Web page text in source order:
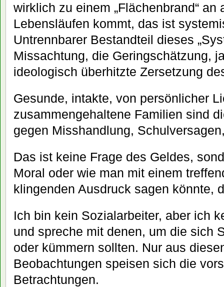
wirklich zu einem „Flächenbrand“
Lebensläufen kommt, das ist
Untrennbarer Bestandteil dieses
Missachtung, die Geringschätzung,
ideologisch überhitzte Zersetzung
Gesunde, intakte, von persönlicher
zusammengehaltene Familien sind
gegen Misshandlung,
Das ist keine Frage des Geldes,
Moral oder wie man mit einem
klingenden Ausdruck sagen könnte,
Ich bin kein Sozialarbeiter, aber ich
und spreche mit denen, um die sich
oder kümmern sollten. Nur aus
Beobachtungen speisen sich die
Betrachtungen.